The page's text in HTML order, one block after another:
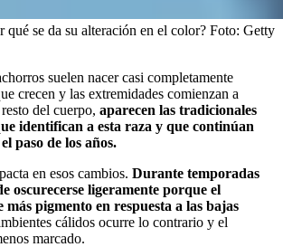
qué se da su alteración en el color? Foto: Getty
suelen nacer casi completamente
crecen y las extremidades comienzan a
del cuerpo, aparecen las tradicionales
identifican a esta raza y que continúan
paso de los años.
en esos cambios. Durante temporadas
oscurecerse ligeramente porque el
pigmento en respuesta a las bajas
cálidos ocurre lo contrario y el
marcado.